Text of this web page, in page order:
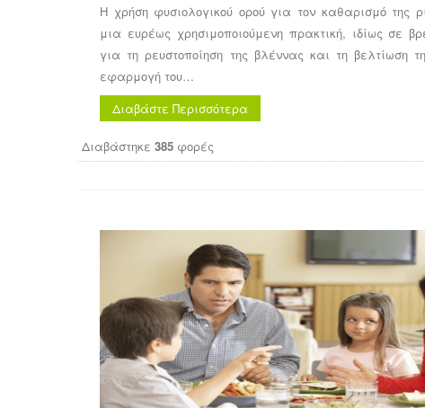
Η χρήση φυσιολογικού ορού για τον καθαρισμό της
μια ευρέως χρησιμοποιούμενη πρακτική, ιδίως σε
για τη ρευστοποίηση της βλέννας και τη βελτίωση
εφαρμογή του…
Διαβάστε Περισσότερα
Διαβάστηκε 385 φορές